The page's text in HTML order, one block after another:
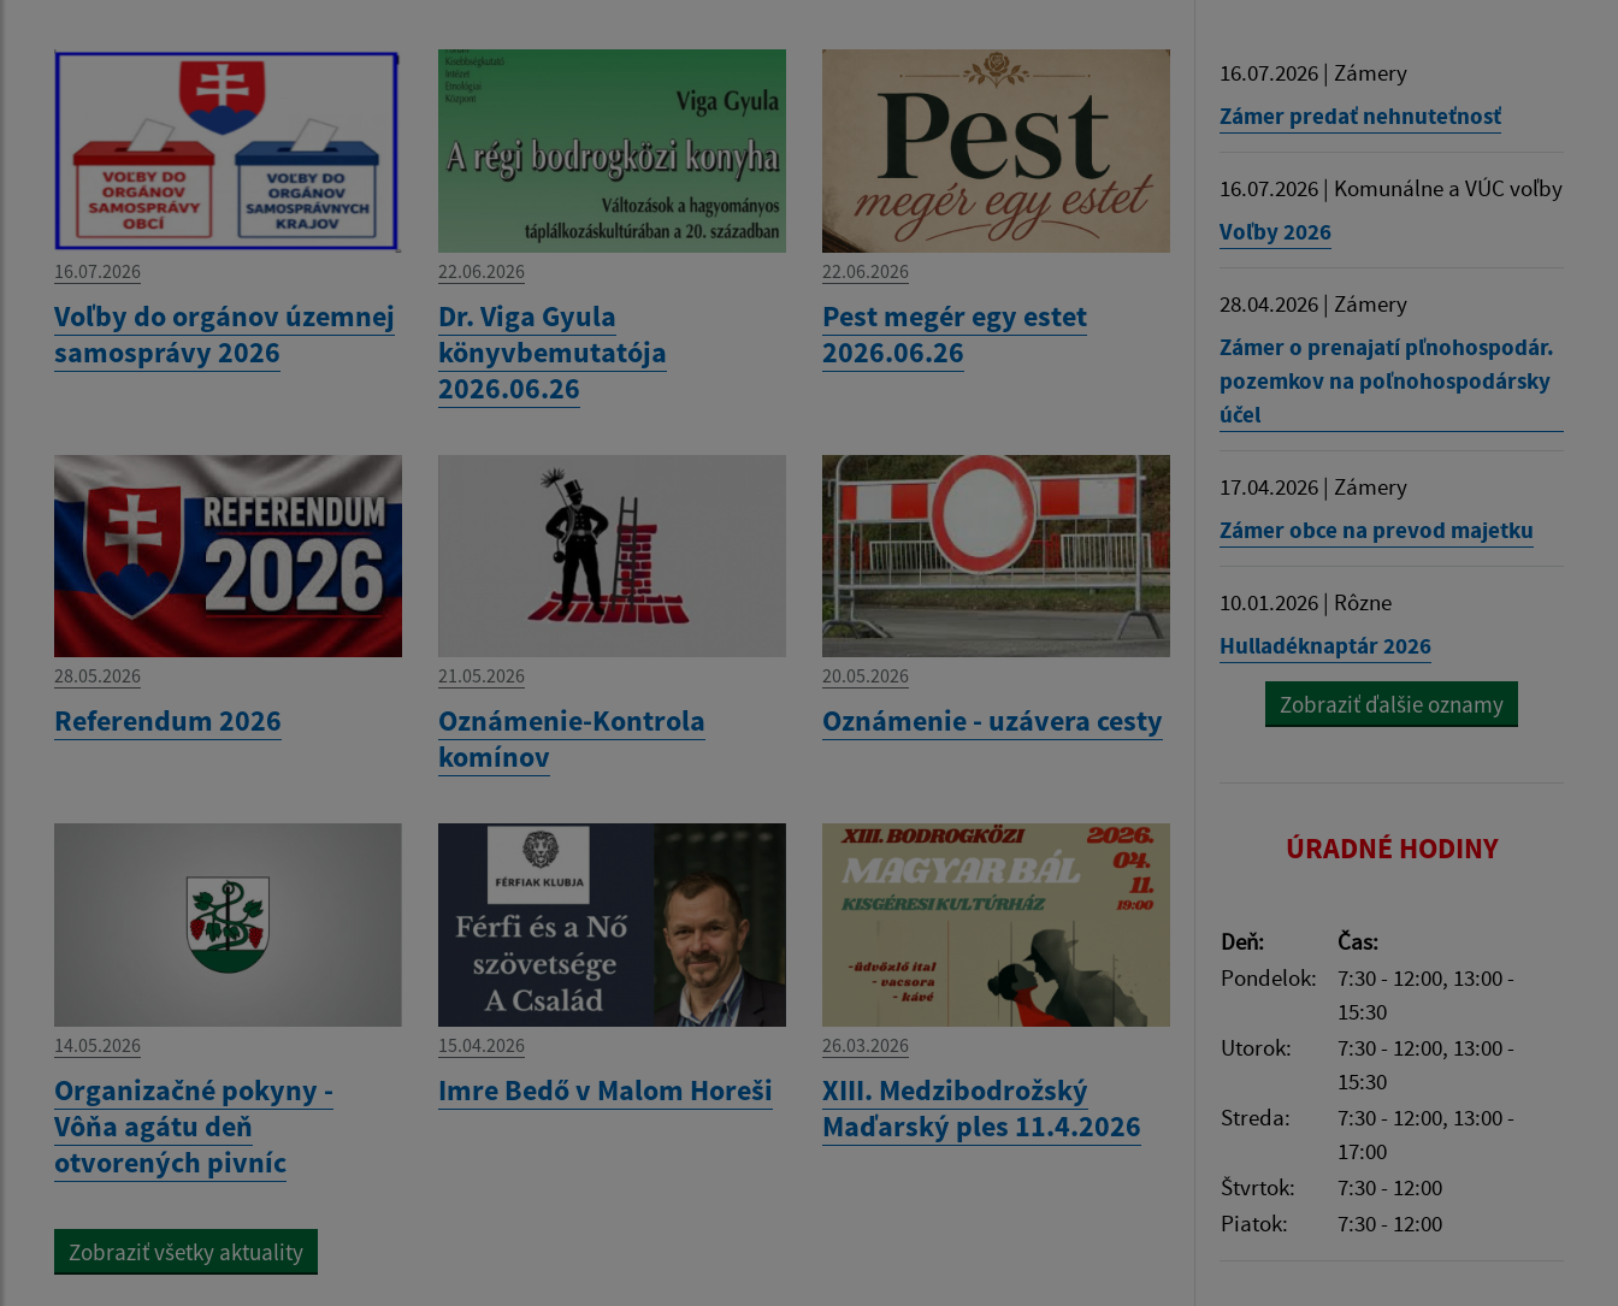
16.07.2026
Voľby do orgánov územnej
samosprávy 2026
22.06.2026
Dr. Viga Gyula
könyvbemutatója
2026.06.26
22.06.2026
Pest megér egy estet
2026.06.26
28.05.2026
Referendum 2026
21.05.2026
Oznámenie-Kontrola
komínov
20.05.2026
Oznámenie - uzávera cesty
14.05.2026
Organizačné pokyny -
Vôňa agátu deň
otvorených pivníc
15.04.2026
Imre Bedő v Malom Horeši
26.03.2026
XIII. Medzibodrožský
Maďarský ples 11.4.2026
Zobraziť všetky aktuality
16.07.2026 | Zámery
Zámer predať nehnuteťnosť
16.07.2026 | Komunálne a VÚC voľby
Voľby 2026
28.04.2026 | Zámery
Zámer o prenajatí pľnohospodár.
pozemkov na poľnohospodársky
účel
17.04.2026 | Zámery
Zámer obce na prevod majetku
10.01.2026 | Rôzne
Hulladéknaptár 2026
Zobraziť ďalšie oznamy
ÚRADNÉ HODINY
Deň:
Čas:
Pondelok:
7:30 - 12:00, 13:00 -
15:30
Utorok:
7:30 - 12:00, 13:00 -
15:30
Streda:
7:30 - 12:00, 13:00 -
17:00
Štvrtok:
7:30 - 12:00
Piatok:
7:30 - 12:00